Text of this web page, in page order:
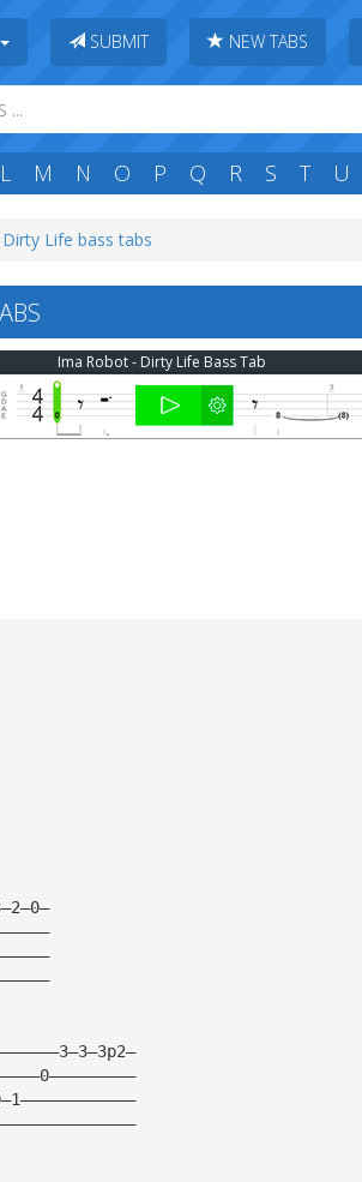
SUBMIT NEW TABS
L M N O P Q R S T U
Dirty Life bass tabs
Ima Robot - Dirty Life Bass Tab